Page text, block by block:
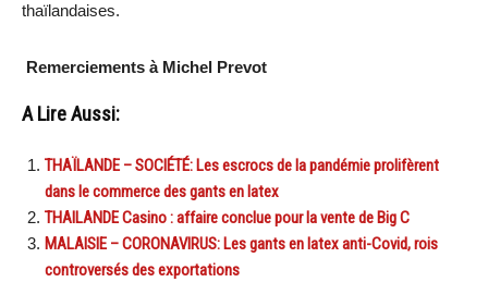
thaïlandaises.
Remerciements à Michel Prevot
A Lire Aussi:
THAÏLANDE – SOCIÉTÉ: Les escrocs de la pandémie prolifèrent
dans le commerce des gants en latex
THAILANDE Casino : affaire conclue pour la vente de Big C
MALAISIE – CORONAVIRUS: Les gants en latex anti-Covid, rois
controversés des exportations